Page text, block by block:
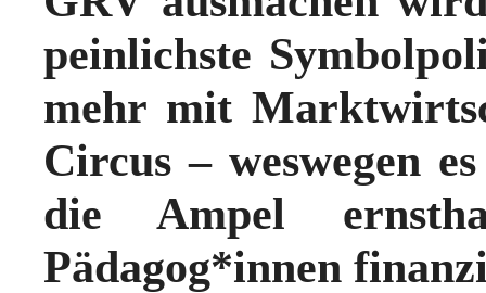
peinlichste
mehr mit
Circus – weswegen
die Ampel
Pädagog*innen